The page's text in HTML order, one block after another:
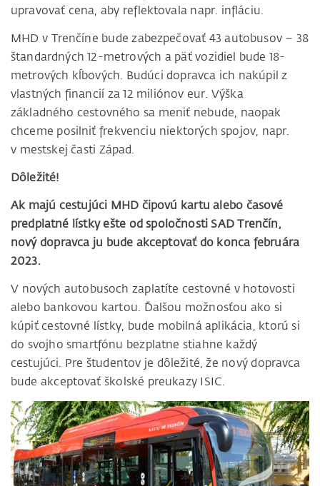
upravovať cena, aby reflektovala napr. infláciu.
MHD v Trenčíne bude zabezpečovať 43 autobusov – 38
štandardných 12-metrových a päť vozidiel bude 18-
metrových kĺbových. Budúci dopravca ich nakúpil z
vlastných financií za 12 miliónov eur. Výška
základného cestovného sa meniť nebude, naopak
chceme posilniť frekvenciu niektorých spojov, napr.
v mestskej časti Západ.
Dôležité!
Ak majú cestujúci MHD čipovú kartu alebo časové
predplatné lístky ešte od spoločnosti SAD Trenčín,
nový dopravca ju bude akceptovať do konca februára
2023.
V nových autobusoch zaplatíte cestovné v hotovosti
alebo bankovou kartou. Ďalšou možnosťou ako si
kúpiť cestovné lístky, bude mobilná aplikácia, ktorú si
do svojho smartfónu bezplatne stiahne každý
cestujúci. Pre študentov je dôležité, že nový dopravca
bude akceptovať školské preukazy ISIC.